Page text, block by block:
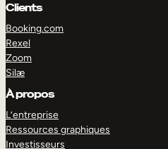
Clients
Booking.com
Rexel
Zoom
Silæ
À propos
L’entreprise
Ressources graphiques
Investisseurs